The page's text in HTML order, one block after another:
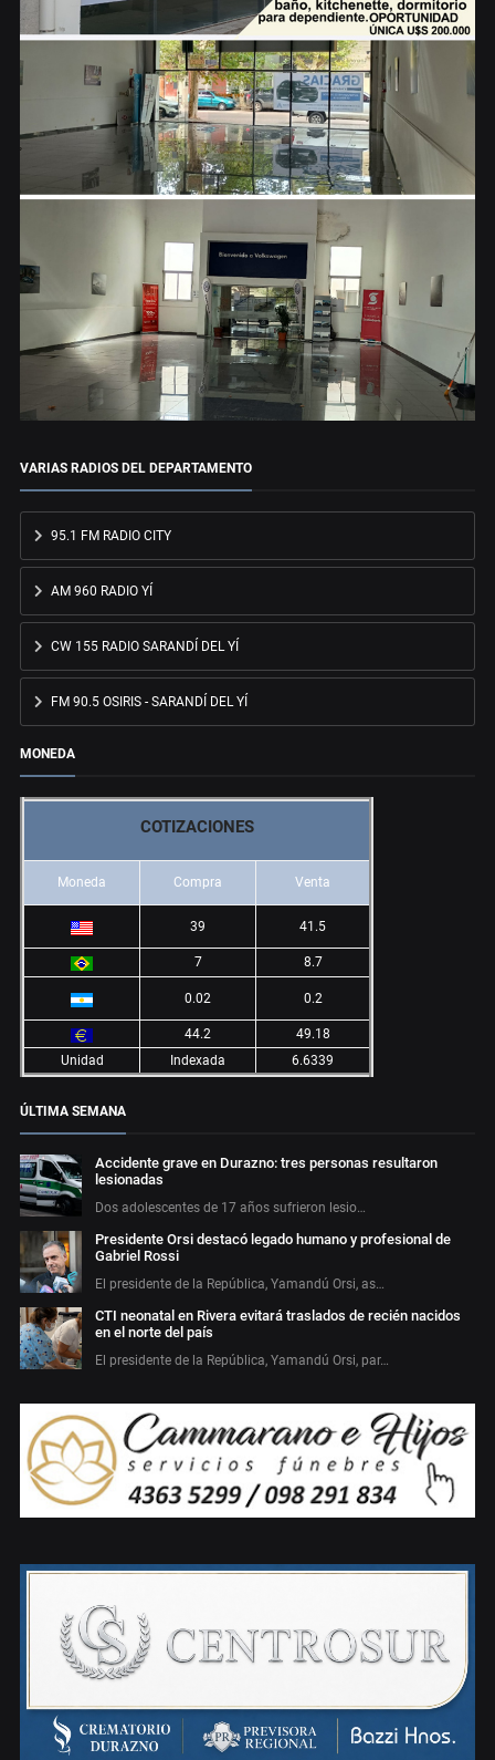
VARIAS RADIOS DEL DEPARTAMENTO
95.1 FM RADIO CITY
AM 960 RADIO YÍ
CW 155 RADIO SARANDÍ DEL YÍ
FM 90.5 OSIRIS - SARANDÍ DEL YÍ
MONEDA
COTIZACIONES
Moneda Compra Venta
39 41.5
7 8.7
0.02 0.2
44.2
49.18
Unidad
Indexada 6.6339
ÚLTIMA SEMANA
Accidente grave en Durazno: tres personas resultaron
lesionadas
Dos adolescentes de 17 años sufrieron lesio…
Presidente Orsi destacó legado humano y profesional de
Gabriel Rossi
El presidente de la República, Yamandú Orsi, as…
CTI neonatal en Rivera evitará traslados de recién nacidos
en el norte del país
El presidente de la República, Yamandú Orsi, par…